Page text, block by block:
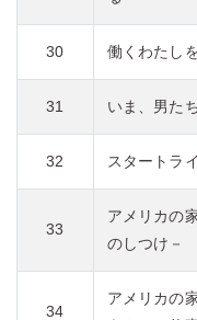
30 働くわたし
31 いま、男た
32 スタートラ
33
アメリカの
のしつけ－
34
アメリカの